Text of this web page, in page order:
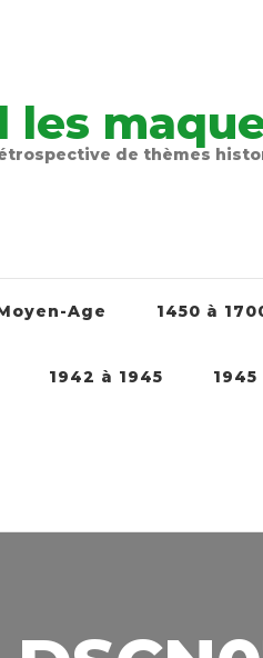
les
de thèmes
Age 1450 à
1942 à 1945 1945